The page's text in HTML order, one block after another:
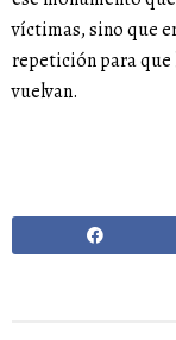
víctimas, sino que
repetición para que
vuelvan.